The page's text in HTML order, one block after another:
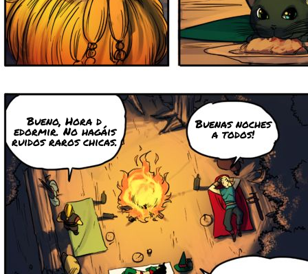
Bueno, Hora d
edormir. No hagáis
ruidos raros chicas.
Buenas noches
a todos!